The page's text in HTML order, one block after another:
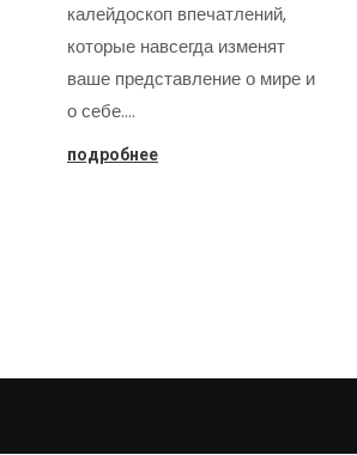
калейдоскоп впечатлений,
которые навсегда изменят
ваше представление о мире и
о себе.…
подробнее